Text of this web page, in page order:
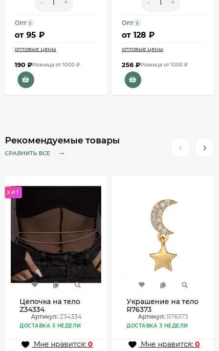
- +
Опт i
от 95 ₽
оптовые цены
190 ₽Розница от 1000 ₽
- +
Опт i
от 128 ₽
оптовые цены
256 ₽Розница от 1000 ₽
Рекомендуемые товары
СРАВНИТЬ ВСЕ
ХИТ
Цепочка на тело
Z34334
Артикул:Z34334
ДОСТАВКА 3 НЕДЕЛИ
Мне нравится: 0
Украшение на тело
R76373
Артикул: R76373
ДОСТАВКА 3 НЕДЕЛИ
Мне нравится: 0